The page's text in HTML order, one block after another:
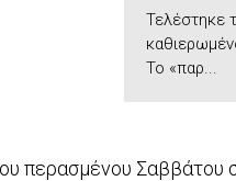
Τελέστηκε
Το «παρ...
περασμένου Σαββάτου